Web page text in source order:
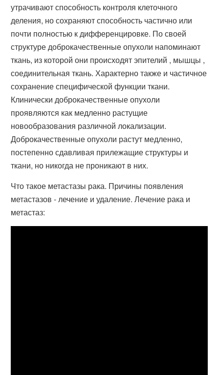
утрачивают способность контроля клеточного
деления, но сохраняют способность частично или
почти полностью к дифференцировке. По своей
структуре доброкачественные опухоли напоминают
ткань, из которой они происходят эпителий , мышцы ,
соединительная ткань. Характерно также и частичное
сохранение специфической функции ткани.
Клинически доброкачественные опухоли
проявляются как медленно растущие
новообразования различной локализации.
Доброкачественные опухоли растут медленно,
постепенно сдавливая прилежащие структуры и
ткани, но никогда не проникают в них.
Что такое метастазы рака. Причины появления
метастазов - лечение и удаление. Лечение рака и
метастаз: